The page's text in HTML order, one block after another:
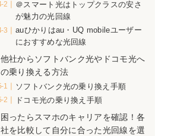
＠スマート光はトップクラスの安さ
が魅力の光回線
auひかりはau・UQ mobileユーザー
におすすめな光回線
他社からソフトバンク光やドコモ光へ
の乗り換える方法
ソフトバンク光の乗り換え手順
ドコモ光の乗り換え手順
困ったらスマホのキャリアを確認！各
社を比較して自分に合った光回線を選